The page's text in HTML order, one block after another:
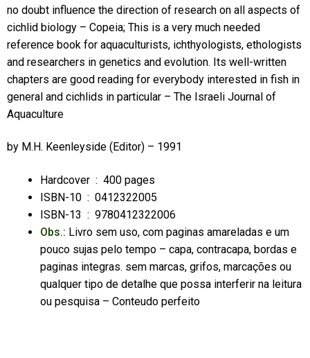
no doubt influence the direction of research on all aspects of
cichlid biology – Copeia; This is a very much needed
reference book for aquaculturists, ichthyologists, ethologists
and researchers in genetics and evolution. Its well-written
chapters are good reading for everybody interested in fish in
general and cichlids in particular – The Israeli Journal of
Aquaculture
by M.H. Keenleyside (Editor) – 1991
Hardcover ‏ : ‎ 400 pages
ISBN-10 ‏ : ‎ 0412322005
ISBN-13 ‏ : ‎ 9780412322006
Obs.: Livro sem uso, com paginas amareladas e um
pouco sujas pelo tempo – capa, contracapa, bordas e
paginas integras. sem marcas, grifos, marcações ou
qualquer tipo de detalhe que possa interferir na leitura
ou pesquisa – Conteudo perfeito